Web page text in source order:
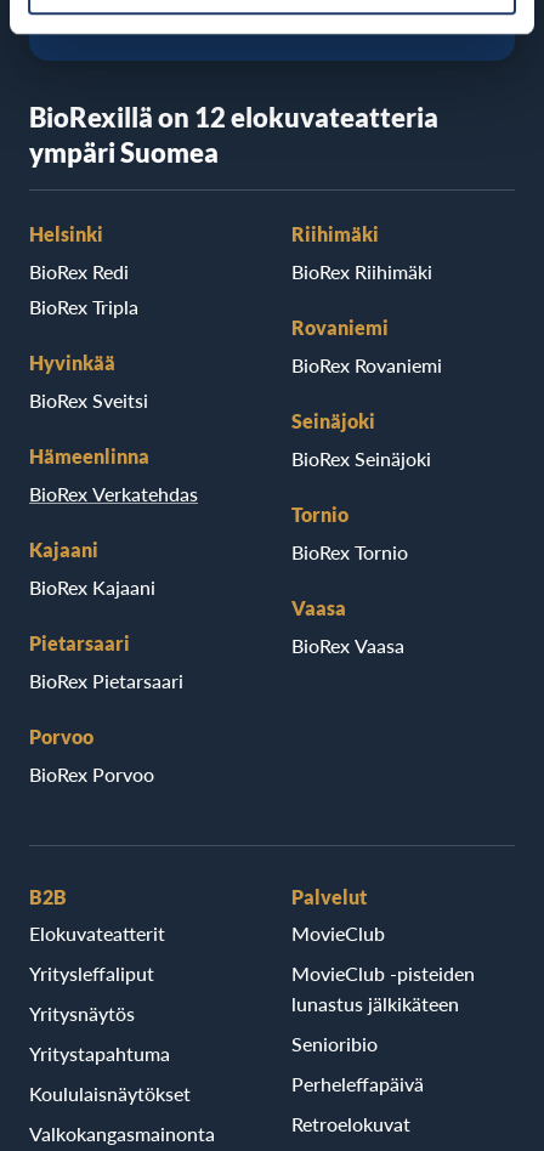
BioRexillä on 12 elokuvateatteria
ympäri Suomea
Helsinki
BioRex Redi
BioRex Tripla
Hyvinkää
BioRex Sveitsi
Hämeenlinna
BioRex Verkatehdas
Kajaani
BioRex Kajaani
Pietarsaari
BioRex Pietarsaari
Porvoo
BioRex Porvoo
Riihimäki
BioRex Riihimäki
Rovaniemi
BioRex Rovaniemi
Seinäjoki
BioRex Seinäjoki
Tornio
BioRex Tornio
Vaasa
BioRex Vaasa
B2B
Elokuvateatterit
Yritysleffaliput
Yritysnäytös
Yritystapahtuma
Koululaisnäytökset
Valkokangasmainonta
Palvelut
MovieClub
MovieClub -pisteiden
lunastus jälkikäteen
Senioribio
Perheleffapäivä
Retroelokuvat